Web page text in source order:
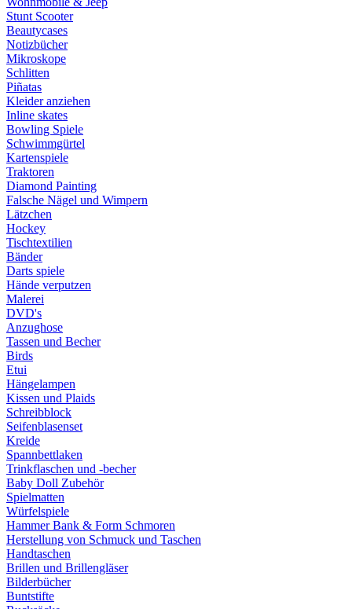
Stunt Scooter
Beautycases
Notizbücher
Mikroskope
Schlitten
Piñatas
Kleider anziehen
Inline skates
Bowling Spiele
Schwimmgürtel
Kartenspiele
Traktoren
Diamond Painting
Falsche Nägel und Wimpern
Lätzchen
Hockey
Tischtextilien
Bänder
Darts spiele
Hände verputzen
Malerei
DVD's
Anzughose
Tassen und Becher
Birds
Etui
Hängelampen
Kissen und Plaids
Schreibblock
Seifenblasenset
Kreide
Spannbettlaken
Trinkflaschen und -becher
Baby Doll Zubehör
Spielmatten
Würfelspiele
Hammer Bank & Form Schmoren
Herstellung von Schmuck und Taschen
Handtaschen
Brillen und Brillengläser
Bilderbücher
Buntstifte